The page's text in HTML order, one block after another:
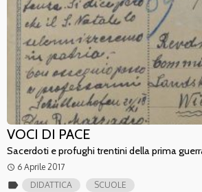
VOCI DI PACE
Sacerdoti e profughi trentini della prima
access_time 6 Aprile 2017
label DIDATTICA SCUOLE